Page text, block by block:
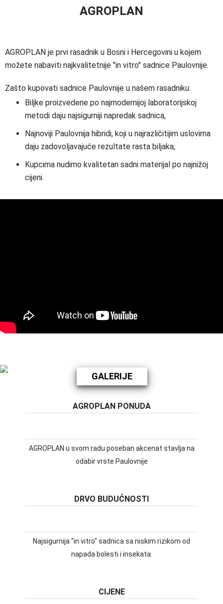
AGROPLAN
AGROPLAN je prvi rasadnik u Bosni i Hercegovini u kojem
možete nabaviti najkvalitetnije "in vitro" sadnice Paulovnije.
Zašto kupovati sadnice Paulovnije u našem rasadniku:
Biljke proizvedene po najmodernijoj laboratorijskoj
metodi daju najsigurniji napredak sadnica,
Najnoviji Paulovnija hibridi, koji u najrazličitijim uslovima
daju zadovoljavajuće rezultate rasta biljaka,
Kupcima nudimo kvalitetan sadni materijal po najnižoj
cijeni.
GALERIJE
AGROPLAN PONUDA
AGROPLAN u svom radu poseban akcenat stavlja na
odabir vrste Paulovnije
DRVO BUDUĆNOSTI
Najsigurnija "in vitro" sadnica sa niskim rizikom od
napada bolesti i insekata.
CIJENE